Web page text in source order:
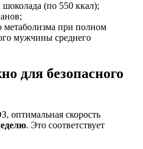
(по 550 ккал);
метаболизма при полном
мужчины среднего
для безопасного
оптимальная скорость
. Это соответствует